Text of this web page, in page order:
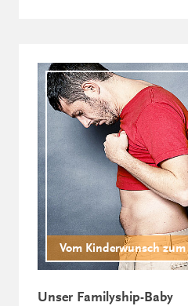
Vom Kinderwunsch
Unser Familyship-Baby